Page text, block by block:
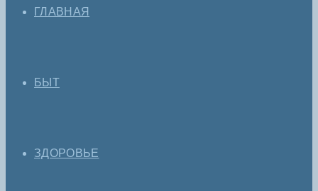
ГЛАВНАЯ
БЫТ
ЗДОРОВЬЕ